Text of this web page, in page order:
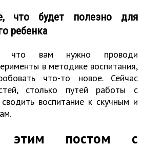
что будет полезно для
ребенка
что вам нужно проводи
в методике воспитания,
что-то новое. Сейчас
столько путей работы с
воспитание к скучным и
этим постом с